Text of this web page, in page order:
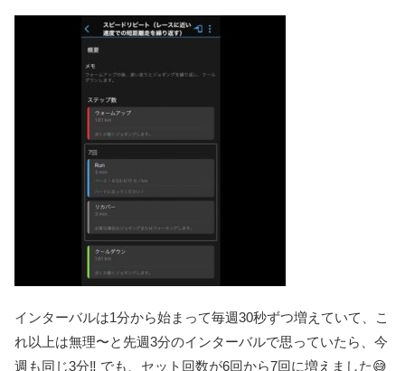
インターバルは1分から始まって毎週30秒ずつ増えていて、こ
れ以上は無理〜と先週3分のインターバルで思っていたら、今
週も同じ3分‼️ でも、セット回数が6回から7回に増えました😅